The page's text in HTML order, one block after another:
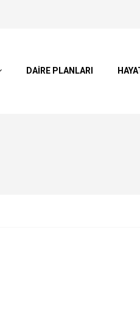
DAİRE PLANLARI